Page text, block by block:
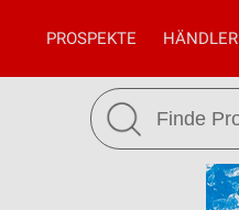
PROSPEKTE HÄNDLER